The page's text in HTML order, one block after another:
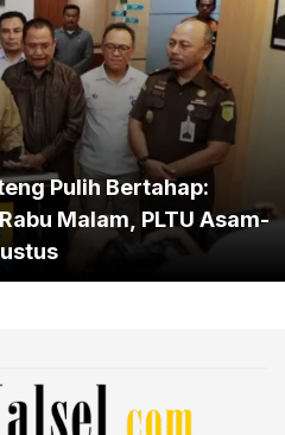
Pulih Bertahap:
Malam, PLTU Asam-